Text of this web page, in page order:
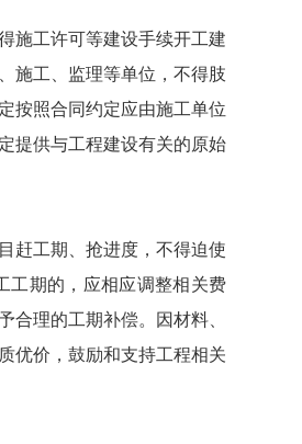
施工许可等建设手续开工建
施工、监理等单位，不得肢
按照合同约定应由施工单位
提供与工程建设有关的原始
赶工期、抢进度，不得迫使
工期的，应相应调整相关费
理的工期补偿。因材料、
优价，鼓励和支持工程相关